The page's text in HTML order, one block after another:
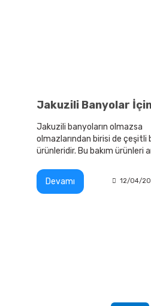
Jakuzili banyoların olmazsa
olmazlarından birisi de çeşitli
ürünleridir. Bu bakım ürünleri
aromaterapi yağları ve
sayılabilir.
Devamı 12/04/